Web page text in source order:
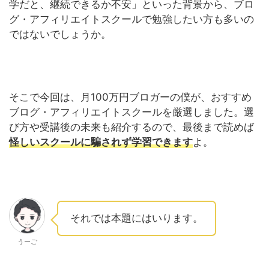
学だと、継続できるか不安」といった背景から、ブロ
グ・アフィリエイトスクールで勉強したい方も多いの
ではないでしょうか。
そこで今回は、月100万円ブロガーの僕が、おすすめ
ブログ・アフィリエイトスクールを厳選しました。選
び方や受講後の未来も紹介するので、最後まで読めば
怪しいスクールに騙されず学習できますよ。
うーご
それでは本題にはいります。